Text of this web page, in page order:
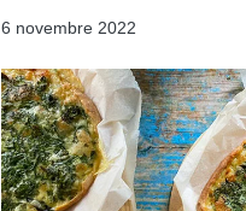
6 novembre 2022